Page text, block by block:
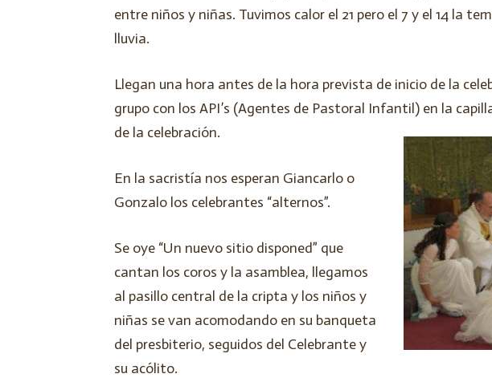
entre niños y niñas. Tuvimos calor el 21 pero el 7 y el 14 la
lluvia.
Llegan una hora antes de la hora prevista de inicio de la
grupo con los API’s (Agentes de Pastoral Infantil) en la
de la celebración.
En la sacristía nos esperan Giancarlo o
Gonzalo los celebrantes “alternos”.
Se oye “Un nuevo sitio disponed” que
cantan los coros y la asamblea, llegamos
al pasillo central de la cripta y los niños y
niñas se van acomodando en su banqueta
del presbiterio, seguidos del Celebrante y
su acólito.